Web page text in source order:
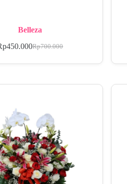
Belleza
Rp700.000
450.000